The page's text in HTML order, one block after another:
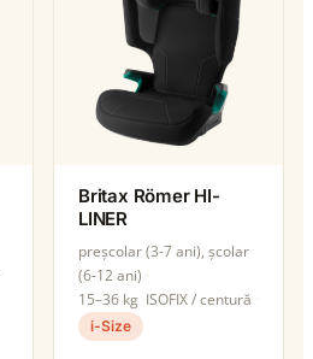
Britax Römer HI-
LINER
preșcolar (3-7 ani), școlar
(6-12 ani)
15–36 kg ISOFIX / centură
i-Size